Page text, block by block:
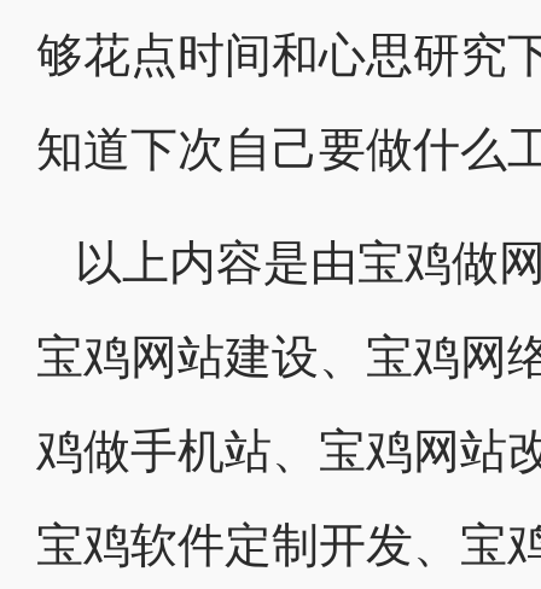
够花点时间和心思研究
知道下次自己要做什么
以上内容是由宝鸡做
宝鸡网站建设、宝鸡网
鸡做手机站、宝鸡网站
宝鸡软件定制开发、宝